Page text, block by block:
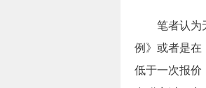
笔者认为无
例》或者是在
低于一次报价